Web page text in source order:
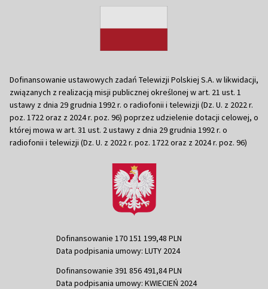
Dofinansowanie ustawowych zadań Telewizji Polskiej S.A. w likwidacji,
związanych z realizacją misji publicznej określonej w art. 21 ust. 1
ustawy z dnia 29 grudnia 1992 r. o radiofonii i telewizji (Dz. U. z 2022 r.
poz. 1722 oraz z 2024 r. poz. 96) poprzez udzielenie dotacji celowej, o
której mowa w art. 31 ust. 2 ustawy z dnia 29 grudnia 1992 r. o
radiofonii i telewizji (Dz. U. z 2022 r. poz. 1722 oraz z 2024 r. poz. 96)
Dofinansowanie 170 151 199,48 PLN
Data podpisania umowy: LUTY 2024
Dofinansowanie 391 856 491,84 PLN
Data podpisania umowy: KWIECIEŃ 2024